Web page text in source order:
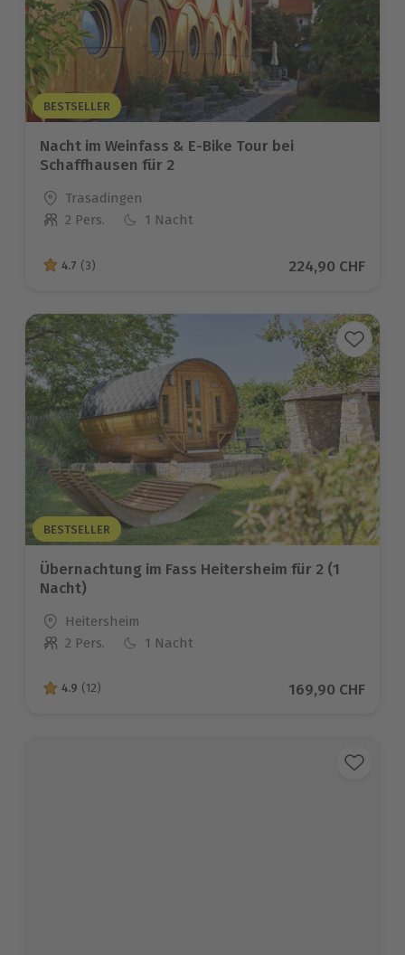
BESTSELLER
Nacht im Weinfass & E-Bike Tour bei
Schaffhausen für 2
Standort
Trasadingen
Anzahl der Teilnehmer
2 Pers. 1 Nacht
4.7 von 5 Sternen basierend auf 3 Bewertungen
4.7 (3) Aktueller Preis
224,90 CHF
BESTSELLER
Übernachtung im Fass Heitersheim für 2 (1
Nacht)
Standort
Heitersheim
Anzahl der Teilnehmer
2 Pers. 1 Nacht
4.9 von 5 Sternen basierend auf 12 Bewertungen
4.9 (12) Aktueller Preis
169,90 CHF